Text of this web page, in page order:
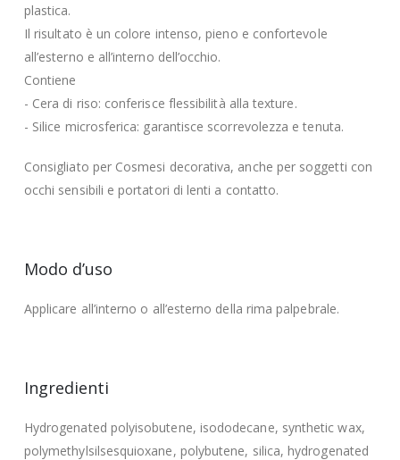
plastica.
Il risultato è un colore intenso, pieno e confortevole
all’esterno e all’interno dell’occhio.
Contiene
- Cera di riso: conferisce flessibilità alla texture.
- Silice microsferica: garantisce scorrevolezza e tenuta.
Consigliato per Cosmesi decorativa, anche per soggetti con
occhi sensibili e portatori di lenti a contatto.
Modo d’uso
Applicare all’interno o all’esterno della rima palpebrale.
Ingredienti
Hydrogenated polyisobutene, isododecane, synthetic wax,
polymethylsilsesquioxane, polybutene, silica, hydrogenated